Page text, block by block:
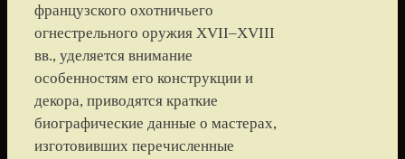
французского охотничьего
огнестрельного оружия XVII–XVIII
вв., уделяется внимание
особенностям его конструкции и
декора, приводятся краткие
биографические данные о мастерах,
изготовивших перечисленные